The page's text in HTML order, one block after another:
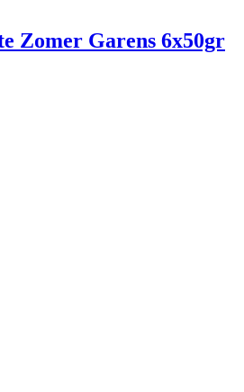
Zomer Garens 6x50gr